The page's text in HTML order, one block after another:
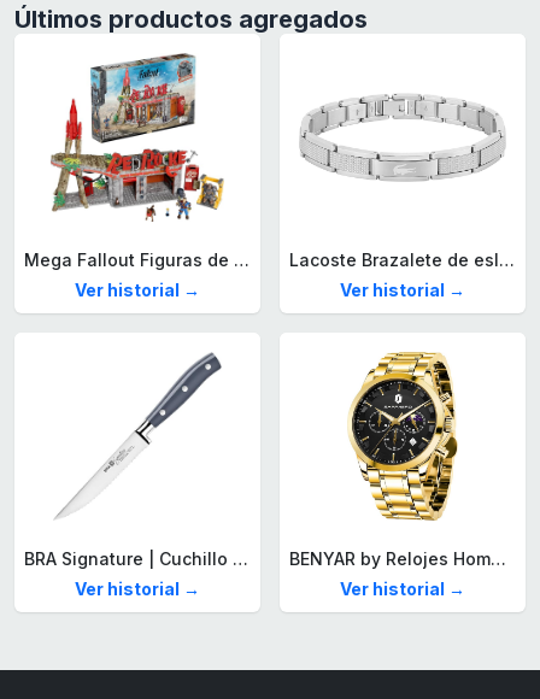
Últimos productos agregados
Mega Fallout Figuras de acción y Juguetes de construcción, Parada de Camiones Red Rocket con 824 Piezas, 2 Personajes articulados y Accesorios, para coleccionistas, HXT00
Ver historial →
Lacoste Brazalete de eslabón para Hombre Colección STENCIL de Acero inoxidable
Ver historial →
BRA Signature | Cuchillo tomatero 120 mm, Acero Inoxidable alemán forjado con Molibdeno Vanadio, Mango Remachado ABS, Diseño Ergonómico, Hoja 1,6 mm espesor
Ver historial →
BENYAR by Relojes Hombre Analógico Cuarzo Cronografo Impermeable Luminoso Fecha Moda Casual Reloj de Pulsera Elegante Regalo para Hombre
Ver historial →